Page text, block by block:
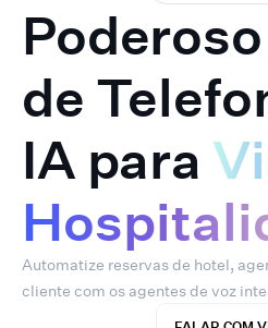
de
IA para
Automatize reservas de hotel,
cliente com os agentes de voz